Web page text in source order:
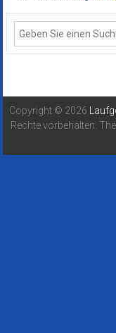
Copyright © 2026
Rechte vorbehalten.